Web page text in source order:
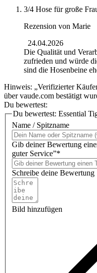
3/4 Hose für große
Rezension von Marie
24.04.2026
Die Qualität und
zufrieden und würde
sind die Hosenbeine
Hinweis: „Verifizierter
über vaude.com bestätigt
Du bewertest:
Du bewertest: Essential
Name / Spitzname
Gib deiner Bewertung
guter Service”*
Schreibe deine Bewertung
Bild hinzufügen